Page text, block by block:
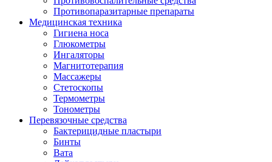
Противопаразитарные препараты
Медицинская техника
Гигиена носа
Глюкометры
Ингаляторы
Магнитотерапия
Массажеры
Стетоскопы
Термометры
Тонометры
Перевязочные средства
Бактерицидные пластыри
Бинты
Вата